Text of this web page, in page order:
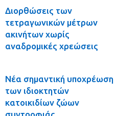
Διορθώσεις των
τετραγωνικών μέτρων
ακινήτων χωρίς
αναδρομικές χρεώσεις
Νέα σημαντική υποχρέωση
των ιδιοκτητών
κατοικιδίων ζώων